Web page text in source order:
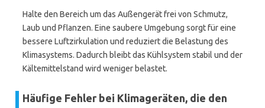
Halte den Bereich um das Außengerät frei von Schmutz,
Laub und Pflanzen. Eine saubere Umgebung sorgt für eine
bessere Luftzirkulation und reduziert die Belastung des
Klimasystems. Dadurch bleibt das Kühlsystem stabil und der
Kältemittelstand wird weniger belastet.
Häufige Fehler bei Klimageräten, die den